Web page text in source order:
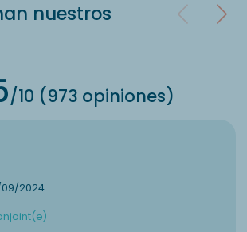
nuestros
/10 (973 opiniones)
2024